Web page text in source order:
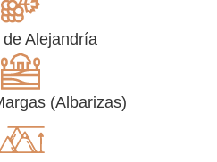
Alejandría
(Albarizas)